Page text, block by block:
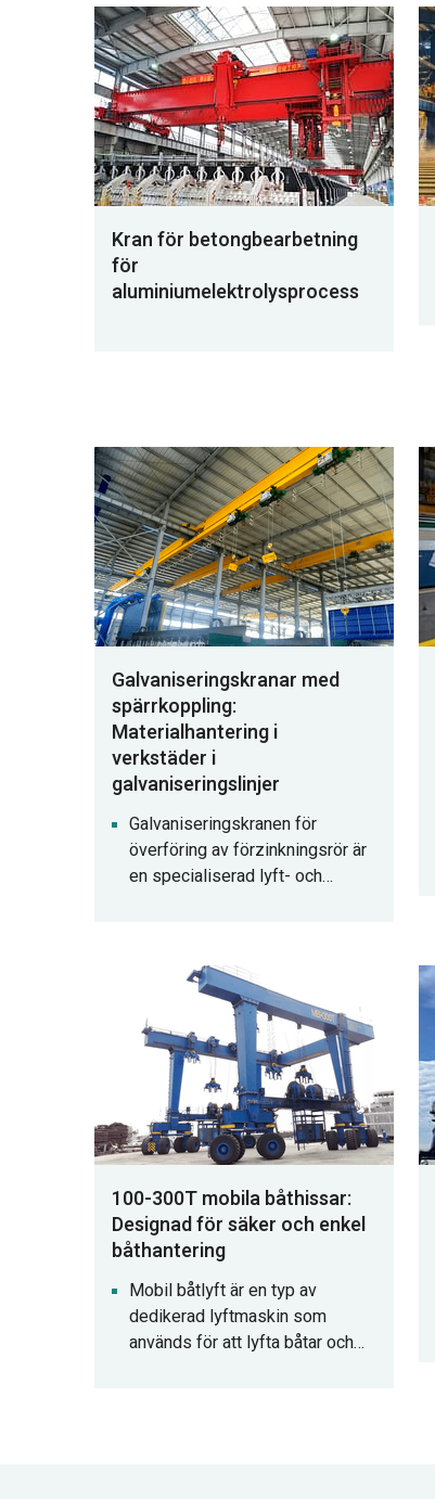
Kran för betongbearbetning
för
aluminiumelektrolysprocess
Galvaniseringskranar med
spärrkoppling:
Materialhantering i
verkstäder i
galvaniseringslinjer
Galvaniseringskranen för
överföring av förzinkningsrör är
en specialiserad lyft- och
lämplig för processer med
komplexa arbetsflöden och tuffa
driftsmiljöer.
100-300T mobila båthissar:
Designad för säker och enkel
båthantering
Mobil båtlyft är en typ av
dedikerad lyftmaskin som
används för att lyfta båtar och